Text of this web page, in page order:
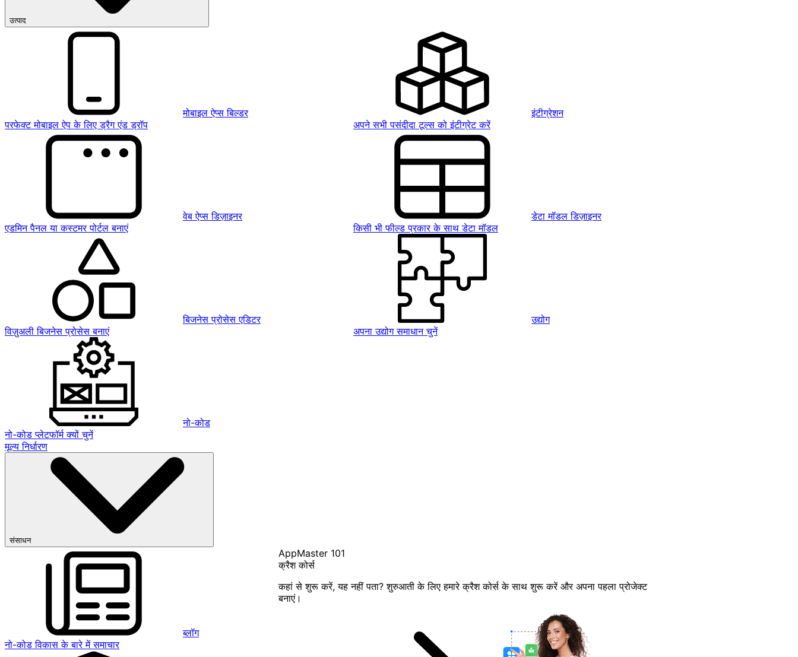
उत्पाद
मोबाइल ऐप्स बिल्डर
परफेक्ट मोबाइल ऐप के लिए ड्रैग एंड ड्रॉप
इंटीग्रेशन
अपने सभी पसंदीदा टूल्स को इंटीग्रेट करें
वेब ऐप्स डिज़ाइनर
एडमिन पैनल या कस्टमर पोर्टल बनाएं
डेटा मॉडल डिज़ाइनर
किसी भी फील्ड प्रकार के साथ डेटा मॉडल
बिजनेस प्रोसेस एडिटर
विज़ुअली बिजनेस प्रोसेस बनाएं
उद्योग
अपना उद्योग समाधान चुनें
नो-कोड
नो-कोड प्लेटफॉर्म क्यों चुनें
मूल्य निर्धारण
संसाधन
ब्लॉग
नो-कोड विकास के बारे में समाचार
AppMaster 101
क्रैश कोर्स
कहां से शुरू करें, यह नहीं पता? शुरुआती के लिए हमारे क्रैश कोर्स के साथ शुरू करें और अपना पहला प्रोजेक्ट
बनाएं।